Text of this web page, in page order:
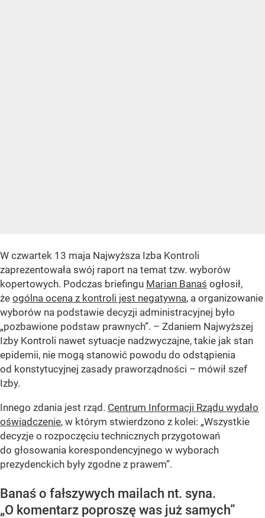
W czwartek 13 maja Najwyższa Izba Kontroli
zaprezentowała swój raport na temat tzw. wyborów
kopertowych. Podczas briefingu Marian Banaś ogłosił,
że ogólna ocena z kontroli jest negatywna, a organizowanie
wyborów na podstawie decyzji administracyjnej było
„pozbawione podstaw prawnych”. – Zdaniem Najwyższej
Izby Kontroli nawet sytuacje nadzwyczajne, takie jak stan
epidemii, nie mogą stanowić powodu do odstąpienia
od konstytucyjnej zasady praworządności – mówił szef
Izby.
Innego zdania jest rząd. Centrum Informacji Rządu wydało
oświadczenie, w którym stwierdzono z kolei: „Wszystkie
decyzje o rozpoczęciu technicznych przygotowań
do głosowania korespondencyjnego w wyborach
prezydenckich były zgodne z prawem”.
Banaś o fałszywych mailach nt. syna.
„O komentarz poproszę was już samych”